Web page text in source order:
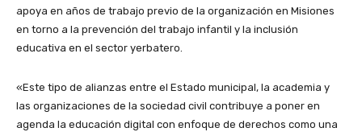
apoya en años de trabajo previo de la organización en Misiones
en torno a la prevención del trabajo infantil y la inclusión
educativa en el sector yerbatero.
«Este tipo de alianzas entre el Estado municipal, la academia y
las organizaciones de la sociedad civil contribuye a poner en
agenda la educación digital con enfoque de derechos como una